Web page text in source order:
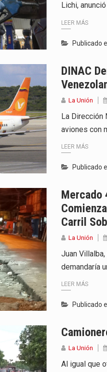
Lichi,
LEER MÁS
Publicado
DINAC
La Unión
La Dirección
aviones con
LEER MÁS
Publicado
Mercado
Carril
La Unión
Juan
demandaría
LEER MÁS
Publicado
La Unión
Al igual que